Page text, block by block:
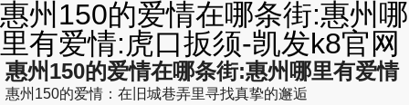
惠州150的爱情在哪条街:惠州哪
里有爱情:虎口扳须-凯发k8官网
惠州150的爱情在哪条街:惠州哪里有爱情
惠州150的爱情：在旧城巷弄里寻找真挚的邂逅